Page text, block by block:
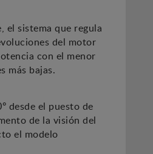
el sistema que regula
del motor
con el menor
más bajas.
desde el puesto de
de la visión del
el modelo